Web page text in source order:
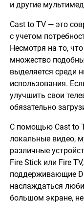
и другие
Cast to TV — это
с учетом
Несмотря на то,
множество
выделяется среди
использования.
улучшить свои
обязательно
С помощью Cast to
локальные видео,
различные
Fire Stick или Fire
поддерживающие
наслаждаться
большом экране,